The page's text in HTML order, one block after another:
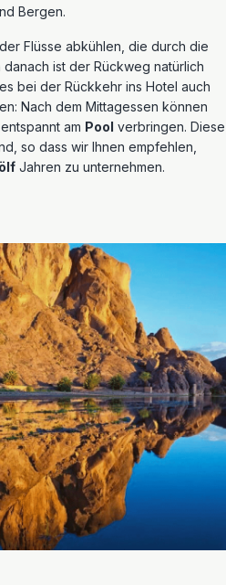
Bergen.
Flüsse abkühlen, die durch die
ist der Rückweg natürlich
bei der Rückkehr ins Hotel auch
Nach dem Mittagessen können
am Pool verbringen. Diese
so dass wir Ihnen empfehlen,
Jahren zu unternehmen.